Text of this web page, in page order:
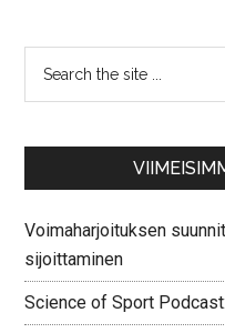
Voimaharjoituksen
sijoittaminen
Science of Sport